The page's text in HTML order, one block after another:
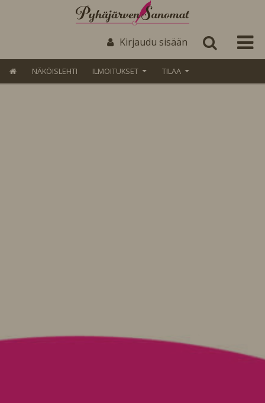
Kirjaudu sisään
NÄKÖISLEHTI ILMOITUKSET TILAA